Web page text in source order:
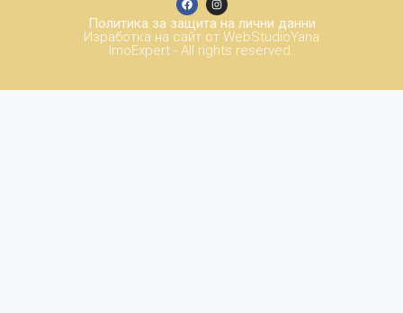
ImoExpert - All rights reserved.
Изработка на сайт от WebStudioYana
Политика за защита на лични данни